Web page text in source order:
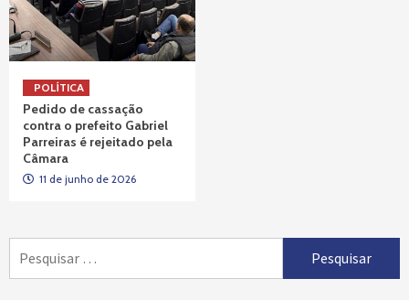
POLÍTICA
Pedido de cassação
contra o prefeito Gabriel
Parreiras é rejeitado pela
Câmara
11 de junho de 2026
por: